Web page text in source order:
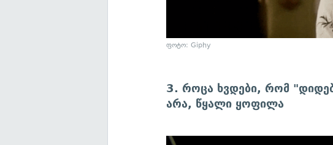
ფოტო: Giphy
3. როცა ხვდები, რომ
არა, წყალი ყოფილა